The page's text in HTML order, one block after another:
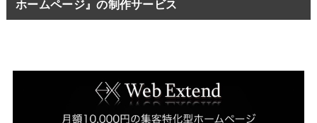
ホームページ』の制作サービス